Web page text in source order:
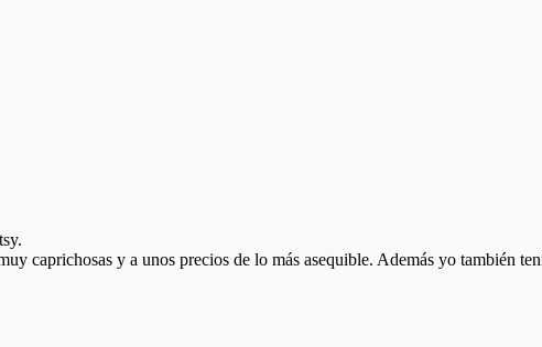
caprichosas y a unos precios de lo más asequible. Además yo también